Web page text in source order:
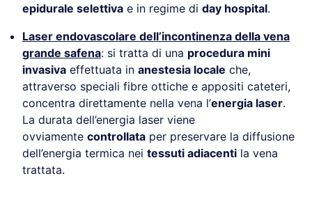
epidurale selettiva e in regime di day hospital.
Laser endovascolare dell’incontinenza della vena
grande safena: si tratta di una procedura mini
invasiva effettuata in anestesia locale che,
attraverso speciali fibre ottiche e appositi cateteri,
concentra direttamente nella vena l’energia laser.
La durata dell’energia laser viene
ovviamente controllata per preservare la diffusione
dell’energia termica nei tessuti adiacenti la vena
trattata.